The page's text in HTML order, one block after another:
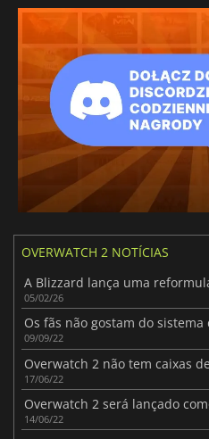
OVERWATCH 2 NOTÍCIAS
05/02/26
09/09/22
Overwatch 2 não tem caixas
17/06/22
Overwatch 2 será lançado
14/06/22